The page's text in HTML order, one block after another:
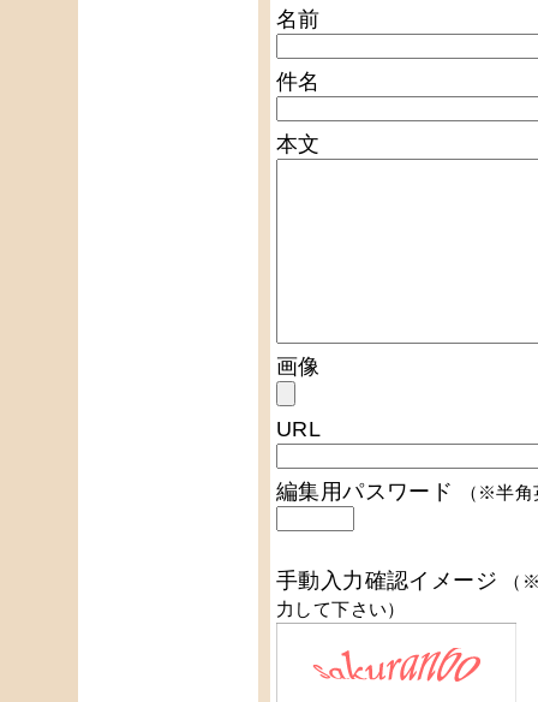
名前
件名
本文
画像
URL
編集用パスワード （※半
手動入力確認イメージ
（
力して下さい）